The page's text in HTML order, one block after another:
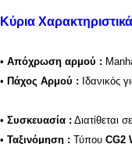
Κύρια Χαρακτηριστικά
• Απόχρωση αρμού :
• Πάχος Αρμού : Ιδανικός
• Συσκευασία : Διατίθεται
• Ταξινόμηση : Τύπου CG2